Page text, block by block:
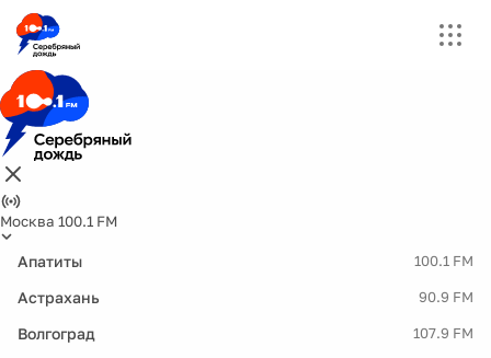
Москва 100.1 FM
Апатиты 100.1 FM
Астрахань 90.9 FM
Волгоград 107.9 FM